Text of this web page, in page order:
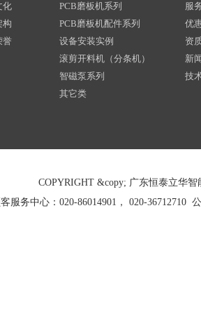
化
构
誉
PCB磨板机系列
PCB磨板机配件系列
设备安装实例
滚剪开料机（分条机）
智磁泵系列
其它类
服
优
资
新
技
COPYRIGHT &copy; 广东恒泰立华智
服务中心： 020-86014901， 020-36712710